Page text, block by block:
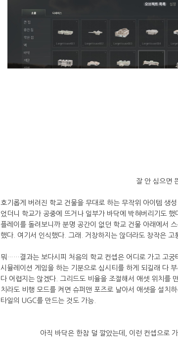
잘 안 심으면
호기롭게 버려진 학교 건물을 무대로 하는 무작위 아이템 생
었더니 학교가 공중에 뜨거나 일부가 바닥에 박혀버리기도
플레이를 돌려보니까 분명 공간이 없던 학교 건물 아래에서
했다. 여기서 인식했다. 그래. 거창하지는 않더라도 창작은 고
뭐……결과는 보다시피 처음의 학교 컨셉은 어디로 가고 고궁
시뮬레이션 게임을 하는 기분으로 심시티를 하게 되길래 다
다 어렵지는 않겠다. 그리드도 비율을 조절해서 애셋 위치를
치라도 비행 모드를 켜면 슈퍼맨 포즈로 날아서 애셋을 설치
타일의 UGC를 만드는 것도 가능.
아직 바닥은 한참 덜 깔았는데, 이런 컨셉으로